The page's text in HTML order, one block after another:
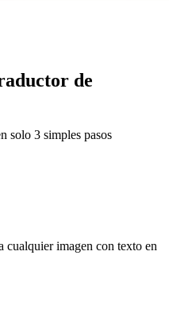
de
solo 3 simples pasos
cualquier imagen con texto en